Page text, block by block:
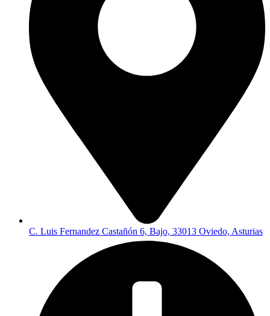
C. Luis Fernandez Castañón 6, Bajo, 33013 Oviedo, Asturias